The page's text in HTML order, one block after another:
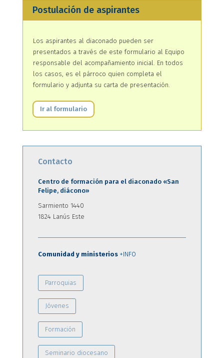
Postulación de aspirantes
Los aspirantes al diaconado pueden ser
presentados a través de este formulario al Equipo
responsable del acompañamiento inicial. En todos
los casos, es el párroco quien completa el
formulario y adjunta su carta de presentación.
Ir al formulario
Contacto
Centro de formación para el diaconado «San
Felipe, diácono»
Sarmiento 1440
1824 Lanús Este
Comunidad y ministerios +INFO
Parroquias
Jóvenes
Formación
Seminario diocesano